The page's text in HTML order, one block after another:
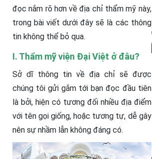
đọc nắm rõ hơn về địa chỉ thẩm mỹ này,
trong bài viết dưới đây sẽ là các thông
tin không thể bỏ qua.
I. Thẩm mỹ viện Đại Việt ở đâu?
Sở dĩ thông tin về địa chỉ sẽ được
chúng tôi gửi gắm tới bạn đọc đầu tiên
là bởi, hiện có tương đối nhiều địa điểm
với tên gọi giống, hoặc tương tự, dễ gây
nên sự nhầm lẫn không đáng có.